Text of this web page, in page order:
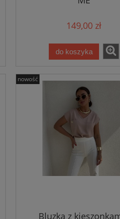
Kurtka VESTE III mozaika –
231,20 zł
Cena regularna:289,00 zł
do koszyka
149,00 zł
do koszyka
Bluzka z
nowość